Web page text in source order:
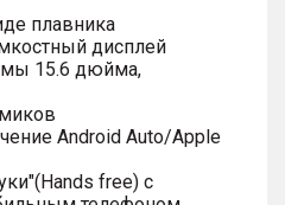
плавника
дисплей
15.6 дюйма,
Android Auto/Apple
free) с